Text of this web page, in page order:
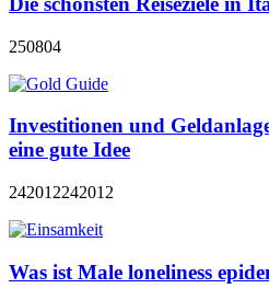
250804
Investitionen und
eine gute Idee
242012242012
Was ist Male loneliness